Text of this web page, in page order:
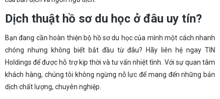
Dịch thuật hồ sơ du học ở đâu uy tín?
Bạn đang cần hoàn thiện bộ hồ sơ du học của mình một cách nhanh
chóng nhưng không biết bắt đầu từ đâu? Hãy liên hệ ngay TIN
Holdings để được hỗ trợ kịp thời và tư vấn nhiệt tình. Với sự quan tâm
khách hàng, chúng tôi không ngừng nỗ lực để mang đến những bản
dịch chất lượng, chuyên nghiệp.